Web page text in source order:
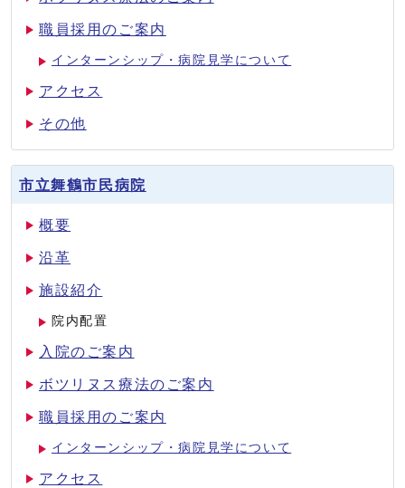
職員採用のご案内
インターンシップ・病院見学について
アクセス
その他
市立舞鶴市民病院
概要
沿革
施設紹介
院内配置
入院のご案内
ボツリヌス療法のご案内
職員採用のご案内
インターンシップ・病院見学について
アクセス